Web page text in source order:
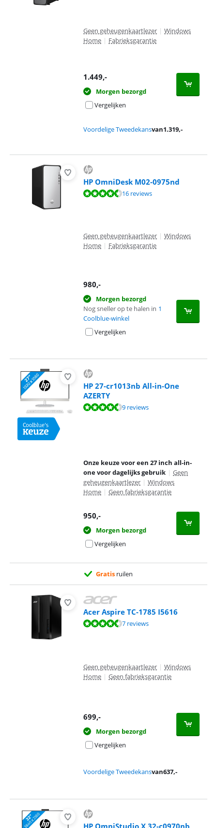
Geen geheugenkaartlezer | Windows
Home | Fabrieksgarantie
1.449,-
Morgen bezorgd
Vergelijken
Voordelige Tweedekansvan1.319,-
HP OmniDesk M02-0975nd
Beoordeling is 8,5 van de 10, gebaseerd op 16 reviews.
16 reviews
Geen geheugenkaartlezer | Windows
Home | Fabrieksgarantie
980,-
Morgen bezorgd
Nog sneller op te halen in 1
Coolblue-winkel
Vergelijken
HP 27-cr1013nb All-in-One
AZERTY
Beoordeling is 8,8 van de 10, gebaseerd op 9 reviews.
9 reviews
Onze keuze voor een 27 inch all-in-
one voor dagelijks gebruik | Geen
geheugenkaartlezer | Windows
Home | Geen fabrieksgarantie
950,-
Morgen bezorgd
Vergelijken
Gratis ruilen
Acer Aspire TC-1785 I5616
Beoordeling is 9,1 van de 10, gebaseerd op 7 reviews.
7 reviews
Geen geheugenkaartlezer | Windows
Home | Geen fabrieksgarantie
699,-
Morgen bezorgd
Vergelijken
Voordelige Tweedekansvan637,-
HP OmniStudio X 32-c0970nb